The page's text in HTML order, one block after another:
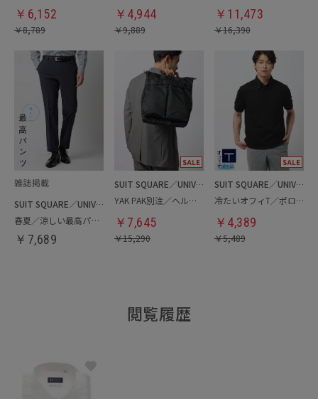
￥ 6,152
￥8,789
￥ 4,944
￥9,889
￥ 11,473
￥16,390
SUIT SQUARE／UNIVERSAL LANGUAGE
春夏／涼しい最高パンツ
￥ 7,689
SUIT SQUARE／UNIVERSAL LANGUAGE
YAK PAK別注／ヘルメットバッグ
￥ 7,645
￥15,290
SUIT SQUARE／UNIVERSAL LANGUAGE
冷たいオフィT／ポロシャツ
￥ 4,389
￥5,489
閲覧履歴